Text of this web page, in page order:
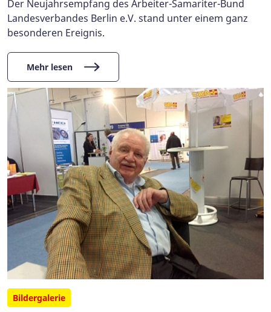
Der Neujahrsempfang des Arbeiter-Samariter-Bund
Landesverbandes Berlin e.V. stand unter einem ganz
besonderen Ereignis.
Mehr lesen
Bildergalerie